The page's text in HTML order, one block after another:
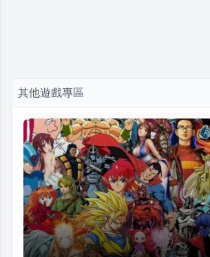
其他遊戲專區